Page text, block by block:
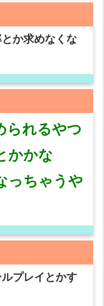
か求めなくな
られるやつ
かかな
っちゃうや
プレイとかす